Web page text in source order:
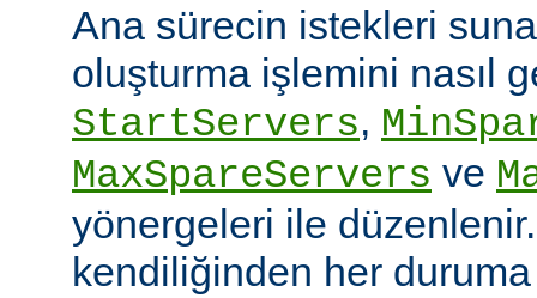
Ana sürecin istekleri
oluşturma işlemini nasıl
StartServers,
MaxSpareServers ve
yönergeleri ile
kendiliğinden her